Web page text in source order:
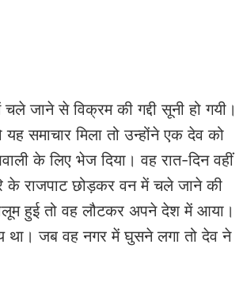
जाने से विक्रम की गद्दी सूनी हो गयी।
यह समाचार मिला तो उन्होंने एक देव को
के लिए भेज दिया। वह रात-दिन वहीं
के राजपाट छोड़कर वन में चले जाने की
हुई तो वह लौटकर अपने देश में आया।
था। जब वह नगर में घुसने लगा तो देव ने